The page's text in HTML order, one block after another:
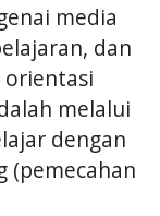
media
dan
orientasi
melalui
dengan
(pemecahan